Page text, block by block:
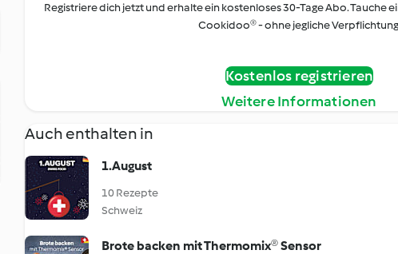
Registriere dich jetzt und erhalte ein kostenloses 30-Tage Abo. Tauche
Cookidoo® - ohne jegliche
Kostenlos registrieren
Weitere Informationen
Auch enthalten in
1.August
10 Rezepte
Schweiz
Brote backen mit Thermomix® Sensor